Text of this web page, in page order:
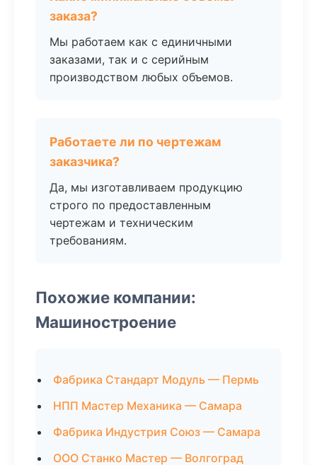
заказа?
Мы работаем как с единичными
заказами, так и с серийным
производством любых объемов.
Работаете ли по чертежам
заказчика?
Да, мы изготавливаем продукцию
строго по предоставленным
чертежам и техническим
требованиям.
Похожие компании:
Машиностроение
Фабрика Стандарт Модуль — Пермь
НПП Мастер Механика — Самара
Фабрика Индустрия Союз — Самара
ООО Станко Мастер — Волгоград